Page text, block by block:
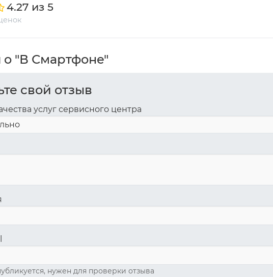
4.27 из 5
"В Смартфоне"
свой отзыв
услуг сервисного центра
нужен для проверки отзыва